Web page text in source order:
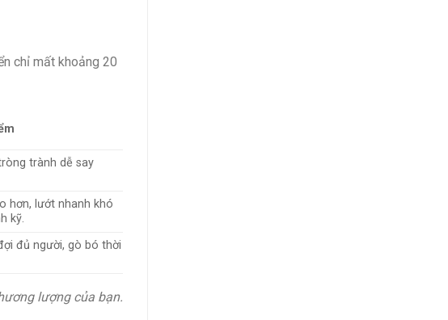
chỉ mất khoảng 20
trành dễ say
hơn, lướt nhanh khó
kỹ.
đủ người, gò bó thời
lượng của bạn.